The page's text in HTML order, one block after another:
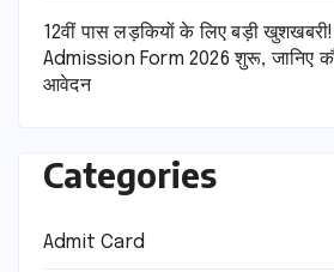
12वीं पास लड़कियों के लिए बड़ी
Admission Form 2026 शुरू, जानिए
आवेदन
Categories
Admit Card